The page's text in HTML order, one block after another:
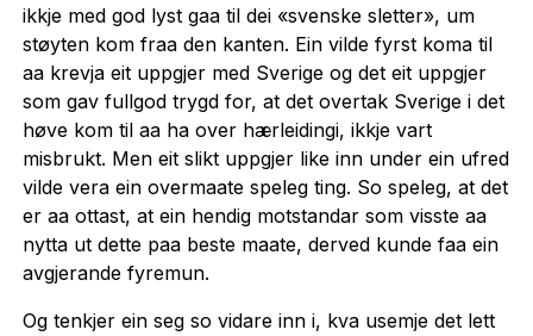
ikkje med god lyst gaa til dei «svenske sletter», um
støyten kom fraa den kanten. Ein vilde fyrst koma til
aa krevja eit uppgjer med Sverige og det eit uppgjer
som gav fullgod trygd for, at det overtak Sverige i det
høve kom til aa ha over hærleidingi, ikkje vart
misbrukt. Men eit slikt uppgjer like inn under ein ufred
vilde vera ein overmaate speleg ting. So speleg, at det
er aa ottast, at ein hen­dig motstandar som visste aa
nytta ut dette paa beste maate, derved kunde faa ein
avgjerande fyremun.
Og tenkjer ein seg so vidare inn i, kva usemje det lett